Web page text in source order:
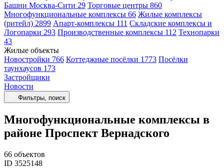
Башни Москва-Сити 29 Торговые центры 860
Многофункциональные комплексы 66 Жилые комплексы
(ритейл) 2899 Апарт-комплексы 111 Складские комплексы и
Логопарки 293 Производственные комплексы 112 Технопарки
43
Жилые объекты
Новостройки 766 Коттеджные посёлки 1773 Посёлки
таунхаусов 173
Застройщики
Новости
Фильтры, поиск
Многофункциональные комплексы в
районе Проспект Вернадского
66 объектов
ID 3525148